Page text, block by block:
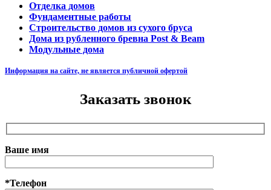
Отделка домов
Фундаментные работы
Строительство домов из сухого бруса
Дома из рубленного бревна Post & Beam
Модульные дома
Информация на сайте, не является публичной офертой
Заказать звонок
Ваше имя
*Телефон